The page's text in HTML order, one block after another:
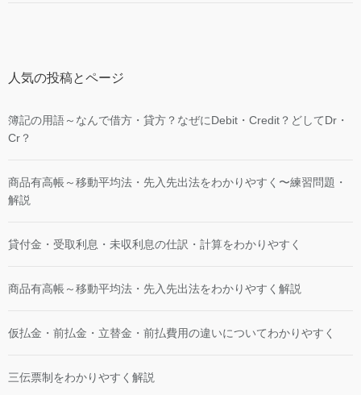
人気の投稿とページ
簿記の用語～なんで借方・貸方？なぜにDebit・Credit？どしてDr・
Cr？
商品有高帳～移動平均法・先入先出法をわかりやすく〜練習問題・
解説
貸付金・受取利息・未収利息の仕訳・計算をわかりやすく
商品有高帳～移動平均法・先入先出法をわかりやすく解説
仮払金・前払金・立替金・前払費用の違いについてわかりやすく
三伝票制をわかりやすく解説